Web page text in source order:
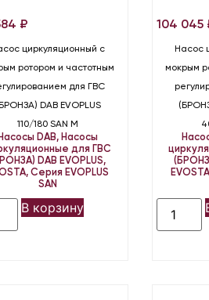
₽
циркуляционный с
ротором и частотным
для ГВС
DAB EVOPLUS
110/180 SAN M
Насосы DAB, Насосы
для ГВС
DAB EVOPLUS,
,Серия EVOPLUS
SAN
В корзину
104 045
Насос
мокрым
EVOSTA